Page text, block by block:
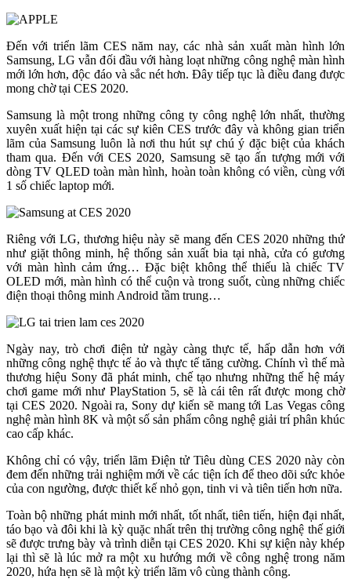
Đến với triển lãm CES năm nay, các nhà sản xuất màn hình lớn
Samsung, LG vẫn đối đầu với hàng loạt những công nghệ màn hình
mới lớn hơn, độc đáo và sắc nét hơn. Đây tiếp tục là điều đang được
mong chờ tại CES 2020.
Samsung là một trong những công ty công nghệ lớn nhất, thường
xuyên xuất hiện tại các sự kiên CES trước đây và không gian triển
lãm của Samsung luôn là nơi thu hút sự chú ý đặc biệt của khách
tham qua. Đến với CES 2020, Samsung sẽ tạo ấn tượng mới với
dòng TV QLED toàn màn hình, hoàn toàn không có viền, cùng với
1 số chiếc laptop mới.
Riêng với LG, thương hiệu này sẽ mang đến CES 2020 những thứ
như giặt thông minh, hệ thống sản xuất bia tại nhà, cửa có gương
với màn hình cảm ứng… Đặc biệt không thể thiếu là chiếc TV
OLED mới, màn hình có thể cuộn và trong suốt, cùng những chiếc
điện thoại thông minh Android tầm trung…
Ngày nay, trò chơi điện tử ngày càng thực tế, hấp dẫn hơn với
những công nghệ thực tế ảo và thực tế tăng cường. Chính vì thế mà
thương hiệu Sony đã phát minh, chế tạo nhưng những thế hệ máy
chơi game mới như PlayStation 5, sẽ là cái tên rất được mong chờ
tại CES 2020. Ngoài ra, Sony dự kiến sẽ mang tới Las Vegas công
nghệ màn hình 8K và một số sản phẩm công nghệ giải trí phân khúc
cao cấp khác.
Không chỉ có vậy, triển lãm Điện tử Tiêu dùng CES 2020 này còn
đem đến những trải nghiệm mới về các tiện ích để theo dõi sức khỏe
của con ngường, được thiết kế nhỏ gọn, tinh vi và tiên tiến hơn nữa.
Toàn bộ những phát minh mới nhất, tốt nhất, tiên tiến, hiện đại nhất,
táo bạo và đôi khi là kỳ quặc nhất trên thị trường công nghệ thế giới
sẽ được trưng bày và trình diễn tại CES 2020. Khi sự kiện này khép
lại thì sẽ là lúc mở ra một xu hướng mới về công nghệ trong năm
2020, hứa hẹn sẽ là một kỳ triển lãm vô cùng thành công.